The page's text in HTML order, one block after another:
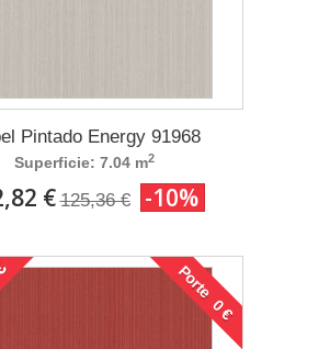
Pintado Energy 91968
Superficie: 7.04 m2
€ 125,36 € -10%
Porte 0 €